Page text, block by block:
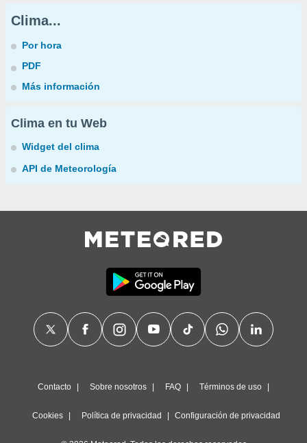
Clima...
Por hora
PDF
Más información
Clima en tu Web
Widget del clima
API de Meteorología
Contacto Sobre nosotros FAQ Términos de uso
Cookies Política de privacidad Configuración de privacidad